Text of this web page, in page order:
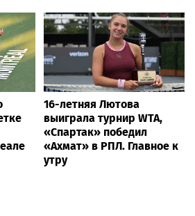
16-летняя Лютова
выиграла турнир WTA,
«Спартак» победил
«Ахмат» в РПЛ. Главное к
утру